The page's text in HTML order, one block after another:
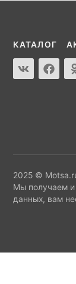
КАТАЛОГ
2025 ©
Мы получаем и
данных, вам